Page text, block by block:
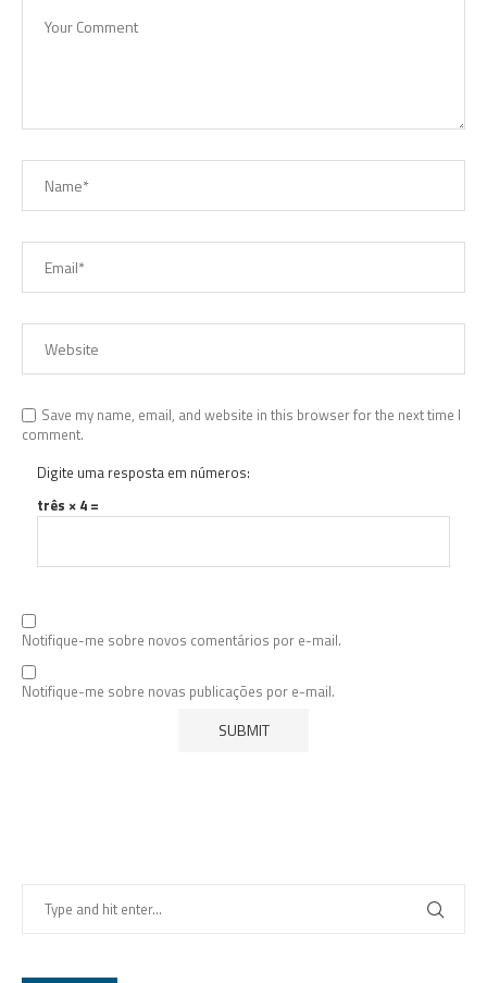
Save my name, email, and website in this browser for the next time I
comment.
Digite uma resposta em números:
três × 4 =
Notifique-me sobre novos comentários por e-mail.
Notifique-me sobre novas publicações por e-mail.